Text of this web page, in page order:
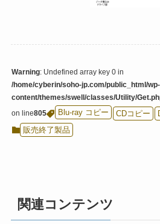
Warning: Undefined array key 0 in
/home/cyberin/soho-jp.com/public_html/wp-
content/themes/swell/classes/Utility/
on line805 Blu-ray コピー CDコピー
販売終了製品
関連コンテンツ